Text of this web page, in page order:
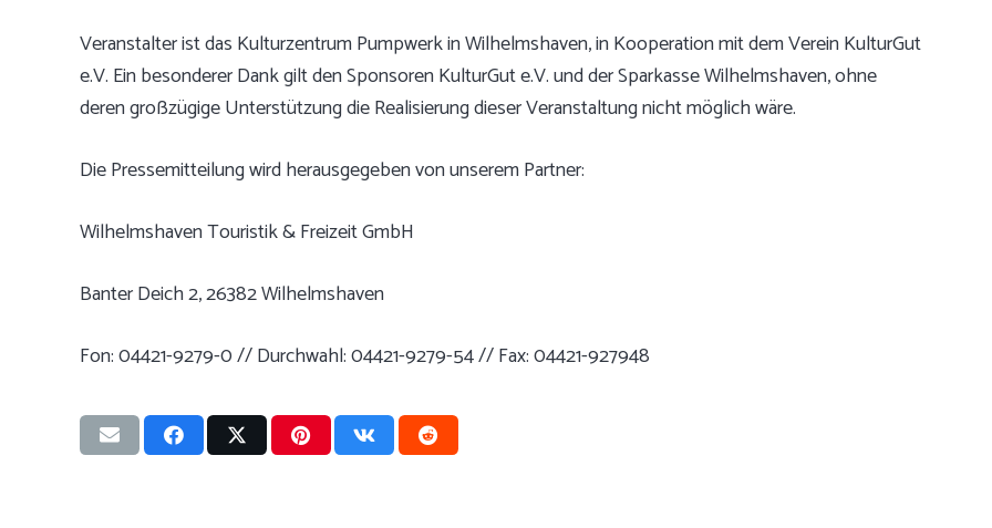
Veranstalter ist das Kulturzentrum Pumpwerk in Wilhelmshaven, in Kooperation mit dem Verein KulturGut
e.V. Ein besonderer Dank gilt den Sponsoren KulturGut e.V. und der Sparkasse Wilhelmshaven, ohne
deren großzügige Unterstützung die Realisierung dieser Veranstaltung nicht möglich wäre.
Die Pressemitteilung wird herausgegeben von unserem Partner:
Wilhelmshaven Touristik & Freizeit GmbH
Banter Deich 2, 26382 Wilhelmshaven
Fon: 04421-9279-0 // Durchwahl: 04421-9279-54 // Fax: 04421-927948